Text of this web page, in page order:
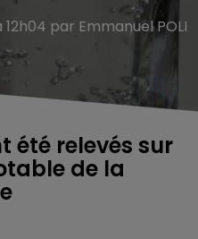
par Emmanuel POLI
été relevés sur
de la